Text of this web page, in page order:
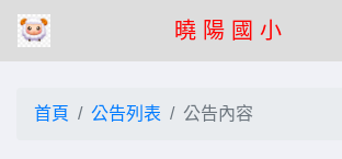
曉 陽 國 小
首頁 公告列表 公告內容